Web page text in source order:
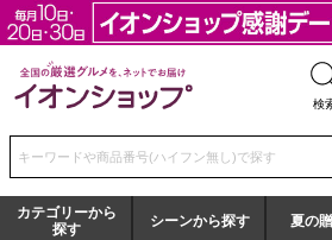
全国の厳選グルメを、ネットでお届
検
検索キーワードまたは商品番号を入力してくださ
カテゴリーから
探す
シーンから探す 夏の